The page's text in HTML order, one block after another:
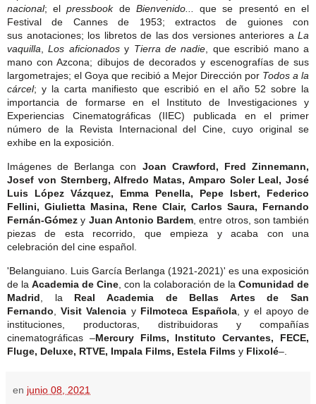
nacional; elpressbookde Bienvenido...que se presentó en el
Festival de Cannes de 1953; extractos de guiones con
sus anotaciones; los libretos de las dos versiones anteriores a La
vaquilla,Los aficionadosy Tierra de nadie, que escribió mano a
mano con Azcona; dibujos de decorados y escenografías de sus
largometrajes; el Goya que recibió a Mejor Dirección por Todos a la
cárcel; y la carta manifiesto que escribió en el año 52 sobre la
importancia de formarse en el Instituto de Investigaciones y
Experiencias Cinematográficas (IIEC) publicada en el primer
número de la Revista Internacional del Cine, cuyo original se
exhibe en la exposición.
Imágenes de Berlanga con Joan Crawford, Fred Zinnemann,
Josef von Sternberg, Alfredo Matas, Amparo Soler Leal, José
Luis López Vázquez, Emma Penella, Pepe Isbert, Federico
Fellini, Giulietta Masina, Rene Clair, Carlos Saura, Fernando
Fernán-Gómezy Juan Antonio Bardem, entre otros, son también
piezas de esta recorrido, que empieza y acaba con una
celebración del cine español.
'Belanguiano. Luis García Berlanga (1921-2021)' es una exposición
de la Academia de Cine, con la colaboración de la Comunidad de
Madrid, la Real Academia de Bellas Artes de San
Fernando,Visit Valencia y Filmoteca Española, y el apoyo de
instituciones, productoras, distribuidoras y compañías
cinematográficas –Mercury Films, Instituto Cervantes, FECE,
Fluge, Deluxe, RTVE, Impala Films, Estela Films y Flixolé–.
en junio 08, 2021